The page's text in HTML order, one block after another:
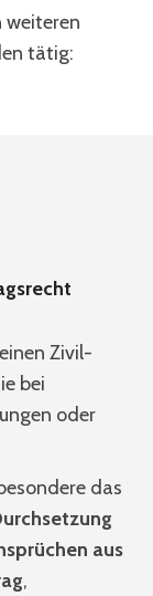
weiteren
tätig:
Zivil-
bei
oder
das
aus
,